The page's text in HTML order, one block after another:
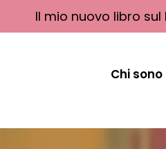
Il mio nuovo libro
Chi sono